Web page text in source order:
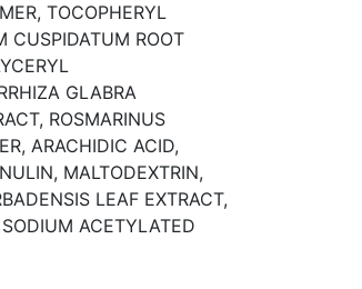
TOCOPHERYL
CUSPIDATUM ROOT
GLABRA
ROSMARINUS
ARACHIDIC ACID,
MALTODEXTRIN,
LEAF EXTRACT,
ACETYLATED